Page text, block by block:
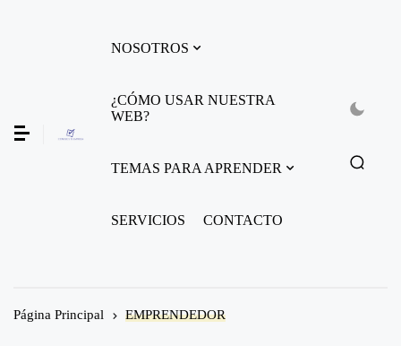
NOSOTROS
¿CÓMO USAR NUESTRA
WEB?
TEMAS PARA APRENDER
SERVICIOS CONTACTO
Página Principal EMPRENDEDOR